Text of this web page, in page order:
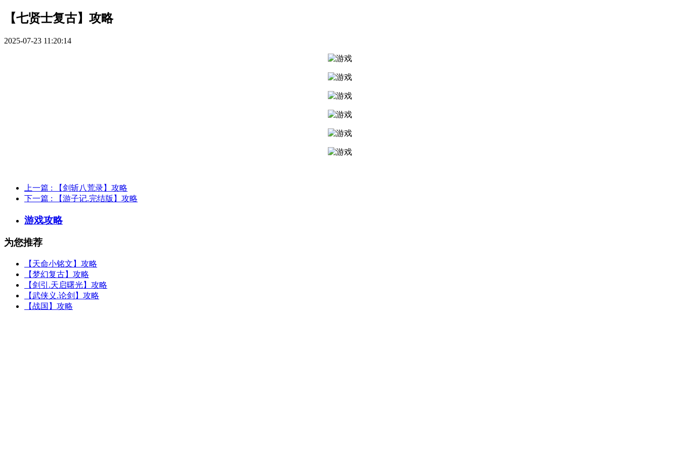
【七贤士复古】攻略
2025-07-23 11:20:14
上一篇 : 【剑斩八荒录】攻略
下一篇 : 【游子记.完结版】攻略
游戏攻略
为您推荐
【天命小铭文】攻略
【梦幻复古】攻略
【剑引.天启曙光】攻略
【武侠义.论剑】攻略
【战国】攻略